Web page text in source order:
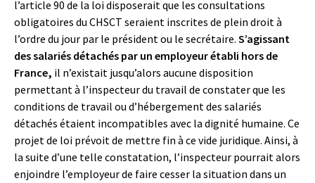
l’article 90 de la loi disposerait que les consultations
obligatoires du CHSCT seraient inscrites de plein droit à
l’ordre du jour par le président ou le secrétaire. S’agissant
des salariés détachés par un employeur établi hors de
France, il n’existait jusqu’alors aucune disposition
permettant à l’inspecteur du travail de constater que les
conditions de travail ou d’hébergement des salariés
détachés étaient incompatibles avec la dignité humaine. Ce
projet de loi prévoit de mettre fin à ce vide juridique. Ainsi, à
la suite d’une telle constatation, l’inspecteur pourrait alors
enjoindre l’employeur de faire cesser la situation dans un